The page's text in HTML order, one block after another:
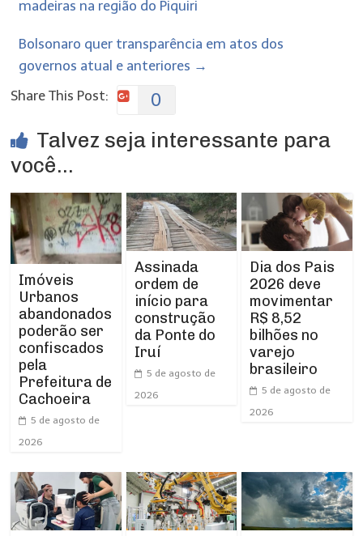
madeiras na região do Piquiri
Bolsonaro quer transparência em atos dos
governos atual e anteriores →
Share This Post:
0
Talvez seja interessante para
você...
Imóveis
Urbanos
abandonados
poderão ser
confiscados
pela
Prefeitura de
Cachoeira
5 de agosto de
2026
Assinada
ordem de
início para
construção
da Ponte do
Iruí
5 de agosto de
2026
Dia dos Pais
2026 deve
movimentar
R$ 8,52
bilhões no
varejo
brasileiro
5 de agosto de
2026